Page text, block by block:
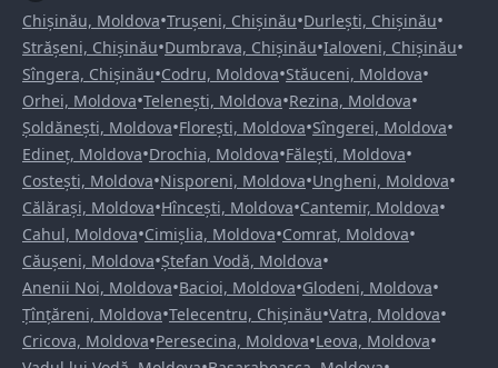
Chișinău, Moldova•Trușeni, Chișinău•Durlești, Chișinău•
Strășeni, Chișinău•Dumbrava, Chișinău•Ialoveni, Chișinău•
Sîngera, Chișinău•Codru, Moldova•Stăuceni, Moldova•
Orhei, Moldova•Telenești, Moldova•Rezina, Moldova•
Șoldănești, Moldova•Florești, Moldova•Sîngerei, Moldova•
Edineț, Moldova•Drochia, Moldova•Fălești, Moldova•
Costești, Moldova•Nisporeni, Moldova•Ungheni, Moldova•
Călărași, Moldova•Hîncești, Moldova•Cantemir, Moldova•
Cahul, Moldova•Cimișlia, Moldova•Comrat, Moldova•
Căușeni, Moldova•Ștefan Vodă, Moldova•
Anenii Noi, Moldova•Bacioi, Moldova•Glodeni, Moldova•
Țînțăreni, Moldova•Telecentru, Chișinău•Vatra, Moldova•
Cricova, Moldova•Peresecina, Moldova•Leova, Moldova•